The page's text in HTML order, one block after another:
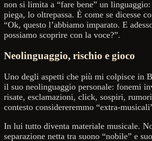
non si limita a “fare bene” un
piega, lo oltrepassa. È come se dicesse
“Ok, questo l’abbiamo imparato. E
possiamo scoprire con la voce?”.
Neolinguaggio, rischio e gioco
Uno degli aspetti che più mi colpisce in
il suo neolinguaggio personale: fonemi
risate, esclamazioni, click, sospiri,
contesto considereremmo “extra-
In lui tutto diventa materiale musicale.
separazione netta tra suono “nobile” e